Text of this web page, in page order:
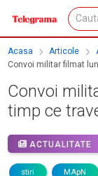
Acasa Articole
Convoi militar filmat
Convoi
timp ce
ACTUALITATE
stiri MApN